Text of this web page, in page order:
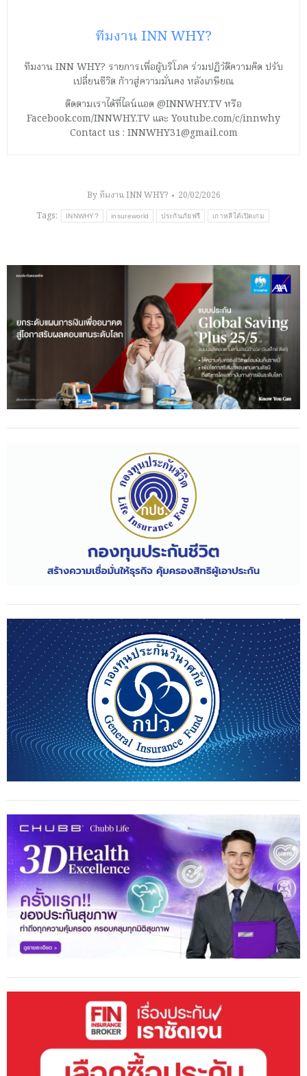
ทีมงาน INN WHY?
ทีมงาน INN WHY? รายการเพื่อผู้บริโภค ร่วมปฏิวัติความคิด ปรับ
เปลี่ยนชีวิต ก้าวสู่ความมั่นคง หลังเกษียณ
ติดตามเราได้ที่ไลน์แอด @INNWHY.TV หรือ
Facebook.com/INNWHY.TV และ Youtube.com/c/innwhy
Contact us : INNWHY31@gmail.com
Byทีมงาน INN WHY?
20/02/2026
Tags:
INNWHY? insureworld ประกันภัยฟรี เกาหลีใต้เปิดเกม